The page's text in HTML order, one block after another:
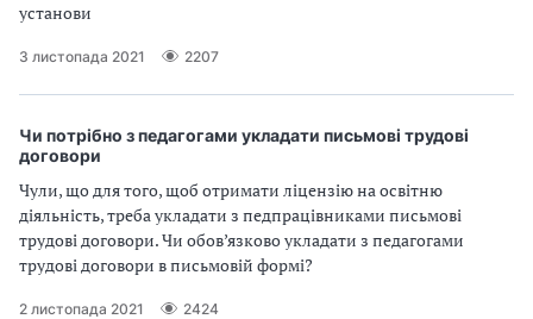
установи
3 листопада 2021 2207
Чи потрібно з педагогами укладати письмові трудові
договори
Чули, що для того, щоб отримати ліцензію на освітню
діяльність, треба укладати з педпрацівниками письмові
трудові договори. Чи обов’язково укладати з педагогами
трудові договори в письмовій формі?
2 листопада 2021 2424